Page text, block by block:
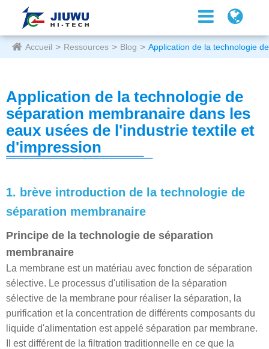
Accueil Ressources Blog Application de la technologie
Application de la technologie de
séparation membranaire dans les
eaux usées de l'industrie textile et
d'impression
1. brève introduction de la technologie de
séparation membranaire
Principe de la technologie de séparation
membranaire
La membrane est un matériau avec fonction de séparation
sélective. Le processus d'utilisation de la séparation
sélective de la membrane pour réaliser la séparation, la
purification et la concentration de différents composants du
liquide d'alimentation est appelé séparation par membrane.
Il est différent de la filtration traditionnelle en ce que la